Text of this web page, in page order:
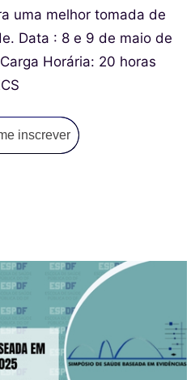
uma melhor tomada de
ㅤㅤㅤㅤ Data : 8 e 9 de maio de
ㅤㅤ Carga Horária: 20 horasㅤㅤㅤㅤㅤㅤㅤㅤㅤㅤ
ㅤㅤㅤㅤㅤㅤ ㅤㅤㅤㅤㅤㅤ ㅤㅤㅤㅤㅤㅤ ㅤㅤㅤㅤㅤㅤ ㅤㅤㅤㅤㅤㅤ
inscrever